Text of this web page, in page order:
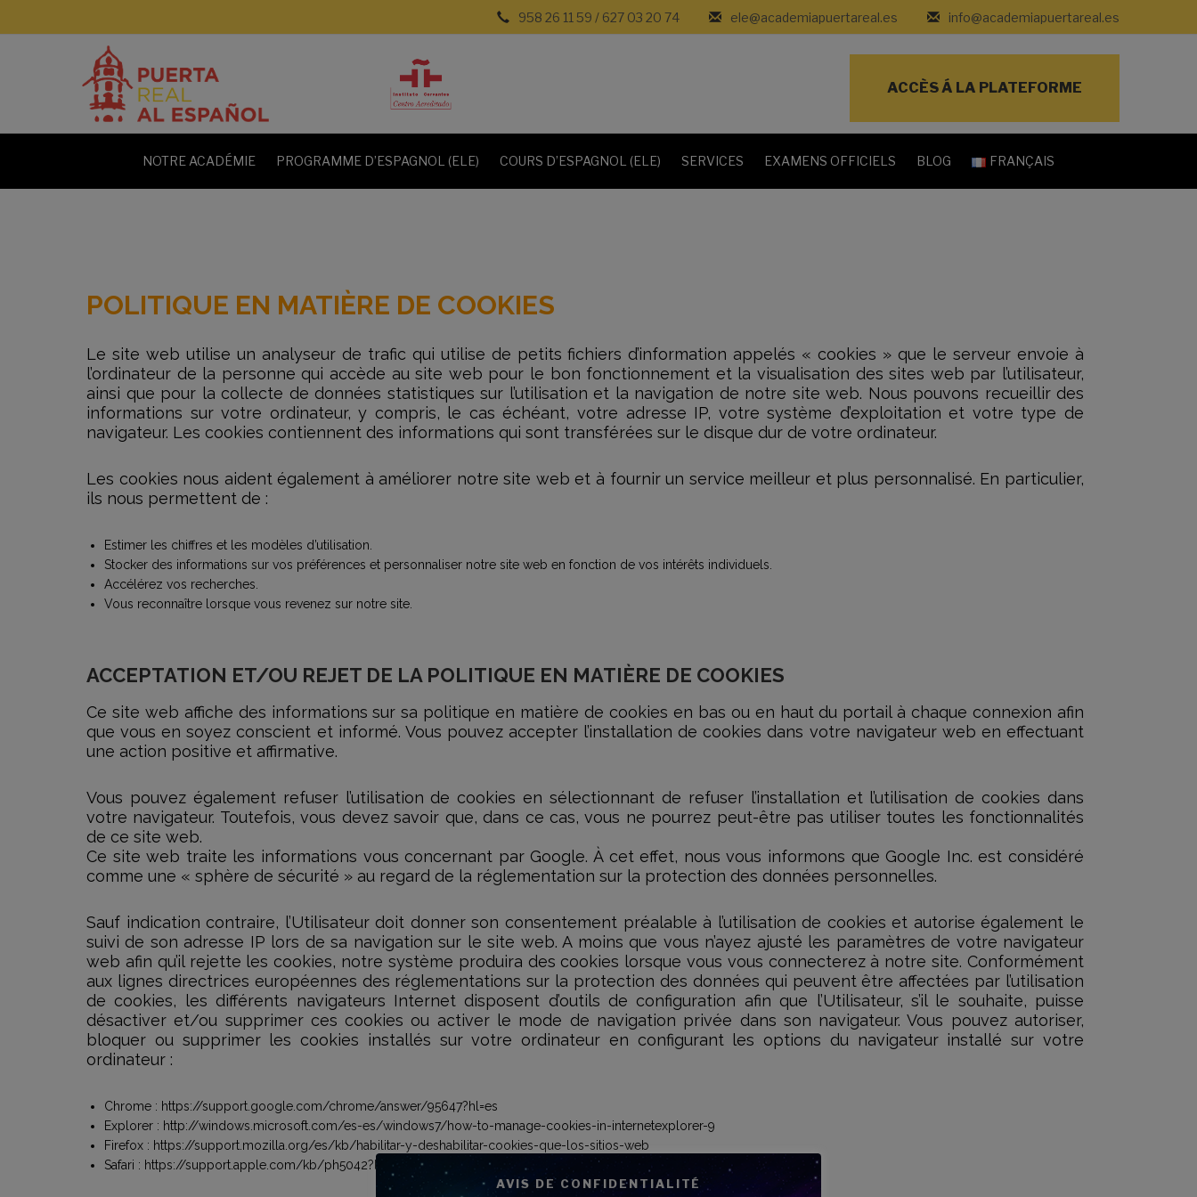
info@academiapuertareal.es
ele@academiapuertareal.es
958 26 11 59 / 627 03 20 74
ACCÈS Á LA PLATEFORME
NOTRE ACADÉMIE PROGRAMME D’ESPAGNOL (ELE) COURS D’ESPAGNOL (ELE) SERVICES EXAMENS OFFICIELS BLOG FRANÇAIS
POLITIQUE EN MATIÈRE DE COOKIES
Le site web utilise un analyseur de trafic qui utilise de petits fichiers d’information appelés « cookies » que le serveur envoie à
l’ordinateur de la personne qui accède au site web pour le bon fonctionnement et la visualisation des sites web par l’utilisateur,
ainsi que pour la collecte de données statistiques sur l’utilisation et la navigation de notre site web. Nous pouvons recueillir des
informations sur votre ordinateur, y compris, le cas échéant, votre adresse IP, votre système d’exploitation et votre type de
navigateur. Les cookies contiennent des informations qui sont transférées sur le disque dur de votre ordinateur.
Les cookies nous aident également à améliorer notre site web et à fournir un service meilleur et plus personnalisé. En particulier,
ils nous permettent de :
Estimer les chiffres et les modèles d’utilisation.
Stocker des informations sur vos préférences et personnaliser notre site web en fonction de vos intérêts individuels.
Accélérez vos recherches.
Vous reconnaître lorsque vous revenez sur notre site.
ACCEPTATION ET/OU REJET DE LA POLITIQUE EN MATIÈRE DE COOKIES
Ce site web affiche des informations sur sa politique en matière de cookies en bas ou en haut du portail à chaque connexion afin
que vous en soyez conscient et informé. Vous pouvez accepter l’installation de cookies dans votre navigateur web en effectuant
une action positive et affirmative.
Vous pouvez également refuser l’utilisation de cookies en sélectionnant de refuser l’installation et l’utilisation de cookies dans
votre navigateur. Toutefois, vous devez savoir que, dans ce cas, vous ne pourrez peut-être pas utiliser toutes les fonctionnalités
de ce site web.
Ce site web traite les informations vous concernant par Google. À cet effet, nous vous informons que Google Inc. est considéré
comme une « sphère de sécurité » au regard de la réglementation sur la protection des données personnelles.
Sauf indication contraire, l’Utilisateur doit donner son consentement préalable à l’utilisation de cookies et autorise également le
suivi de son adresse IP lors de sa navigation sur le site web. A moins que vous n’ayez ajusté les paramètres de votre navigateur
web afin qu’il rejette les cookies, notre système produira des cookies lorsque vous vous connecterez à notre site. Conformément
aux lignes directrices européennes des réglementations sur la protection des données qui peuvent être affectées par l’utilisation
de cookies, les différents navigateurs Internet disposent d’outils de configuration afin que l’Utilisateur, s’il le souhaite, puisse
désactiver et/ou supprimer ces cookies ou activer le mode de navigation privée dans son navigateur. Vous pouvez autoriser,
bloquer ou supprimer les cookies installés sur votre ordinateur en configurant les options du navigateur installé sur votre
ordinateur :
Chrome : https://support.google.com/chrome/answer/95647?hl=es
Explorer : http://windows.microsoft.com/es-es/windows7/how-to-manage-cookies-in-internetexplorer-9
Firefox : https://support.mozilla.org/es/kb/habilitar-y-deshabilitar-cookies-que-los-sitios-web
Safari : https://support.apple.com/kb/ph5042?locale=es_ES
AVIS DE CONFIDENTIALITÉ